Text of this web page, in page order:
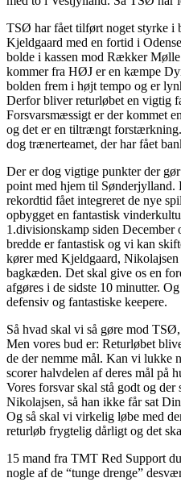
TSØ har fået tilført noget styrke i
Kjeldgaard med en fortid i
bolde i kassen mod Rækker
kommer fra HØJ er en kæmpe
bolden frem i højt tempo og er
Derfor bliver returløbet en vigtig
Forsvarsmæssigt er der kommet
og det er en tiltrængt
dog trænerteamet, der har fået
Der er dog vigtige punkter der
point med hjem til Sønderjylland.
rekordtid fået integreret de nye
opbygget en fantastisk
1.divisionskamp siden
bredde er fantastisk og vi kan
kører med Kjeldgaard,
bagkæden. Det skal give os en
afgøres i de sidste 10 minutter.
defensiv og fantastiske keepere.
Så hvad skal vi så gøre mod
Men vores bud er: Returløbet
de der nemme mål. Kan vi lukke
scorer halvdelen af deres mål på
Vores forsvar skal stå godt og
Nikolajsen, så han ikke får sat
Og så skal vi virkelig løbe med
returløb frygtelig dårligt og det
15 mand fra TMT Red Support
nogle af de “tunge drenge”